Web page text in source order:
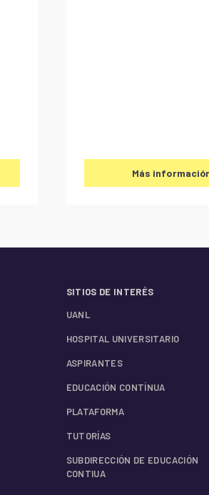
Más
SITIOS DE INTERÉS
UANL
HOSPITAL UNIVERSITARIO
ASPIRANTES
EDUCACIÓN CONTÍNUA
PLATAFORMA
TUTORÍAS
SUBDIRECCIÓN DE EDUCACIÓN
CONTIUA